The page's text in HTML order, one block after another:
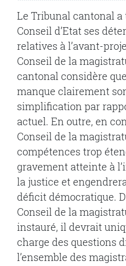
Le Tribunal cantonal
Conseil d’Etat ses
relatives à l’avant-
Conseil de la
cantonal considère
manque clairement
simplification par
actuel. En outre, en
Conseil de la
compétences trop
gravement atteinte à
la justice et
déficit démocratique.
Conseil de la
instauré, il devrait
charge des questions
l’ensemble des